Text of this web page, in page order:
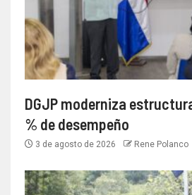
DGJP moderniza
% de desempeño
3 de agosto de 2026 Rene Polanco